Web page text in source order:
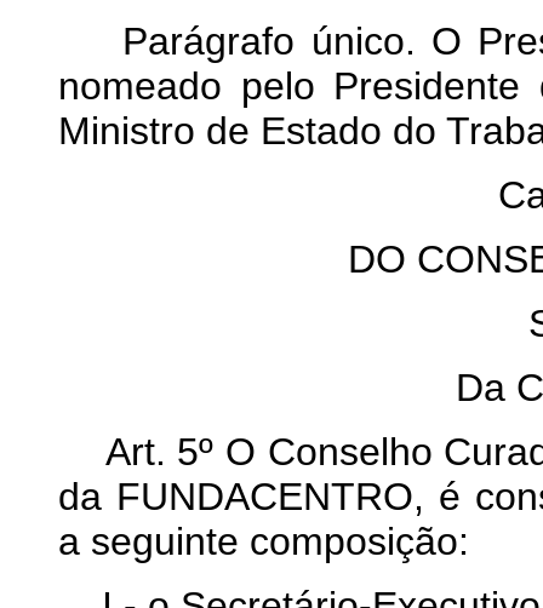
Parágrafo único. O
nomeado pelo
Ministro de Estado do
DO
Da
Art. 5º O Conselho
da FUNDACENTRO, é
a seguinte composição: